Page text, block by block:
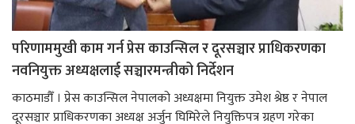
परिणाममुखी काम गर्न प्रेस काउन्सिल र दूरसञ्चार प्राधिकरणका
नवनियुक्त अध्यक्षलाई सञ्चारमन्त्रीको निर्देशन
काठमाडौँ । प्रेस काउन्सिल नेपालको अध्यक्षमा नियुक्त उमेश श्रेष्ठ र नेपाल
दूरसञ्चार प्राधिकरणका अध्यक्ष अर्जुन घिमिरेले नियुक्तिपत्र ग्रहण गरेका